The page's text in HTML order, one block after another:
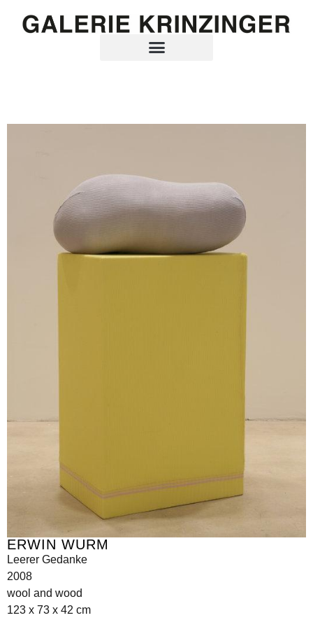
ERWIN WURM
Leerer Gedanke
2008
wool and wood
123 x 73 x 42 cm